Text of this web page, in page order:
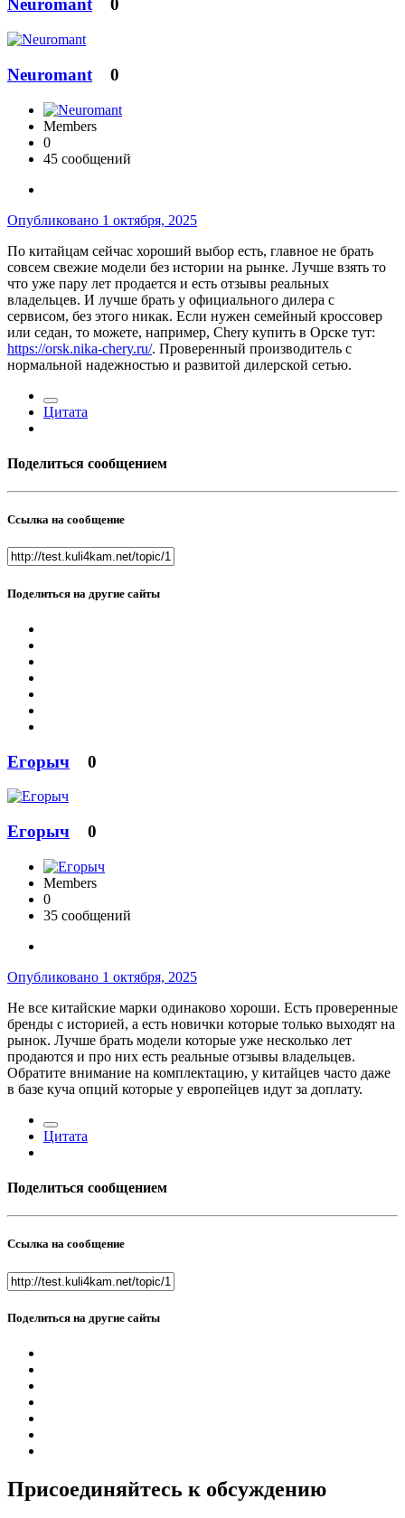
Neuromant 0
Neuromant 0
Members
0
45 сообщений
Опубликовано 1 октября, 2025
По китайцам сейчас хороший выбор есть, главное не брать
совсем свежие модели без истории на рынке. Лучше взять то
что уже пару лет продается и есть отзывы реальных
владельцев. И лучше брать у официального дилера с
сервисом, без этого никак. Если нужен семейный кроссовер
или седан, то можете, например, Chery купить в Орске тут:
https://orsk.nika-chery.ru/. Проверенный производитель с
нормальной надежностью и развитой дилерской сетью.
Цитата
Поделиться сообщением
Ссылка на сообщение
Поделиться на другие сайты
Егорыч 0
Егорыч 0
Members
0
35 сообщений
Опубликовано 1 октября, 2025
Не все китайские марки одинаково хороши. Есть проверенные
бренды с историей, а есть новички которые только выходят на
рынок. Лучше брать модели которые уже несколько лет
продаются и про них есть реальные отзывы владельцев.
Обратите внимание на комплектацию, у китайцев часто даже
в базе куча опций которые у европейцев идут за доплату.
Цитата
Поделиться сообщением
Ссылка на сообщение
Поделиться на другие сайты
Присоединяйтесь к обсуждению